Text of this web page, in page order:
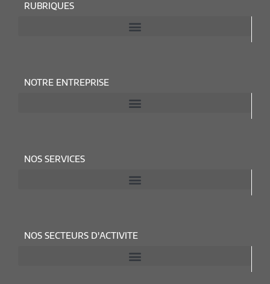
RUBRIQUES
NOTRE ENTREPRISE
NOS SERVICES
NOS SECTEURS D'ACTIVITE